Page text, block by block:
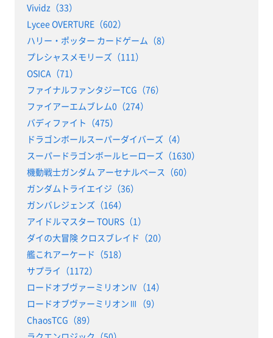
Vividz（33）
Lycee OVERTURE（602）
ハリー・ポッター カードゲーム（8）
プレシャスメモリーズ（111）
OSICA（71）
ファイナルファンタジーTCG（76）
ファイアーエムブレム0（274）
バディファイト（475）
ドラゴンボールスーパーダイバーズ（4）
スーパードラゴンボールヒーローズ（1630）
機動戦士ガンダム アーセナルベース（60）
ガンダムトライエイジ（36）
ガンバレジェンズ（164）
アイドルマスター TOURS（1）
ダイの大冒険 クロスブレイド（20）
艦これアーケード（518）
サプライ（1172）
ロードオブヴァーミリオンⅣ（14）
ロードオブヴァーミリオンⅢ（9）
ChaosTCG（89）